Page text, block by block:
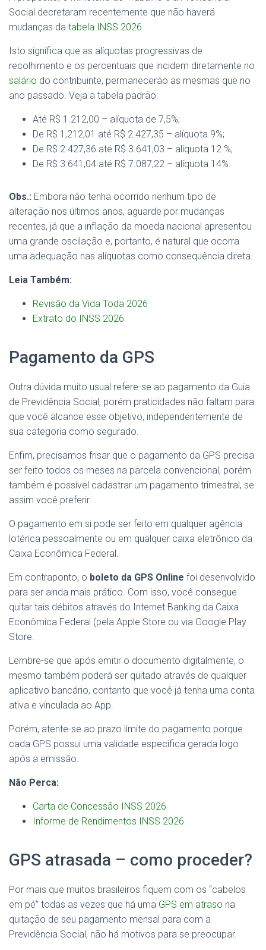
Social decretaram recentemente que não haverá
mudanças da tabela INSS 2026.
Isto significa que as alíquotas progressivas de
recolhimento e os percentuais que incidem diretamente no
salário do contribuinte, permanecerão as mesmas que no
ano passado. Veja a tabela padrão:
Até R$ 1.212,00 – alíquota de 7,5%;
De R$ 1,212,01 até R$ 2.427,35 – alíquota 9%;
De R$ 2.427,36 até R$ 3.641,03 – alíquota 12 %;
De R$ 3.641,04 até R$ 7.087,22 – alíquota 14%.
Obs.: Embora não tenha ocorrido nenhum tipo de
alteração nos últimos anos, aguarde por mudanças
recentes, já que a inflação da moeda nacional apresentou
uma grande oscilação e, portanto, é natural que ocorra
uma adequação nas alíquotas como consequência direta.
Leia Também:
Revisão da Vida Toda 2026
Extrato do INSS 2026
Pagamento da GPS
Outra dúvida muito usual refere-se ao pagamento da Guia
de Previdência Social, porém praticidades não faltam para
que você alcance esse objetivo, independentemente de
sua categoria como segurado.
Enfim, precisamos frisar que o pagamento da GPS precisa
ser feito todos os meses na parcela convencional, porém
também é possível cadastrar um pagamento trimestral, se
assim você preferir.
O pagamento em si pode ser feito em qualquer agência
lotérica pessoalmente ou em qualquer caixa eletrônico da
Caixa Econômica Federal.
Em contraponto, o boleto da GPS Online foi desenvolvido
para ser ainda mais prático. Com isso, você consegue
quitar tais débitos através do Internet Banking da Caixa
Econômica Federal (pela Apple Store ou via Google Play
Store.
Lembre-se que após emitir o documento digitalmente, o
mesmo também poderá ser quitado através de qualquer
aplicativo bancário, contanto que você já tenha uma conta
ativa e vinculada ao App.
Porém, atente-se ao prazo limite do pagamento porque
cada GPS possui uma validade específica gerada logo
após a emissão.
Não Perca:
Carta de Concessão INSS 2026
Informe de Rendimentos INSS 2026
GPS atrasada – como proceder?
Por mais que muitos brasileiros fiquem com os “cabelos
em pé” todas as vezes que há uma GPS em atraso na
quitação de seu pagamento mensal para com a
Previdência Social, não há motivos para se preocupar.